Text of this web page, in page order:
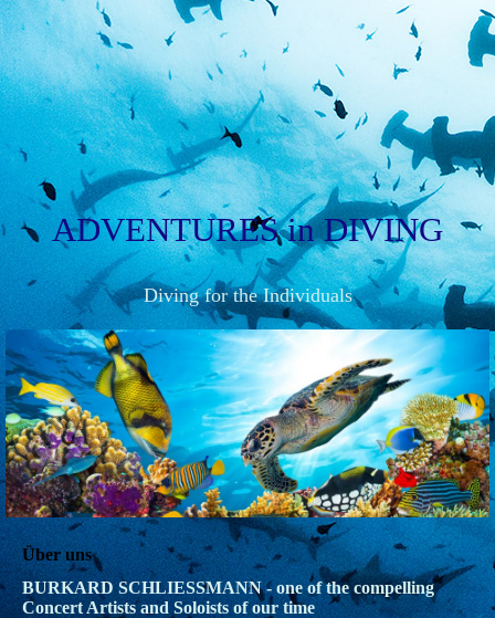
ADVENTURESinDIVING
Diving for the Individuals
Über uns
BURKARD SCHLIESSMANN - one of the compelling
Concert Artists and Soloists of our time